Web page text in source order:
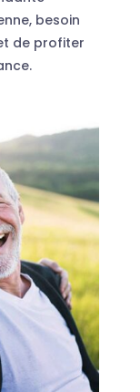
besoin
de profiter